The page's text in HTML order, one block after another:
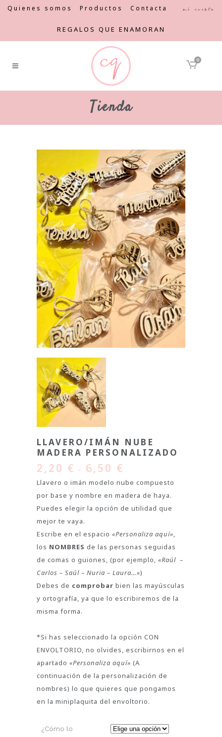
Quienes somos Productos Contacta Mi cuenta
REGALOS QUE ENAMORAN
0
Tienda
LLAVERO/IMÁN NUBE
MADERA PERSONALIZADO
2,20 € – 6,50 €
Llavero o imán modelo nube compuesto
por base y nombre en madera de haya.
Puedes elegir la opción de utilidad que
mejor te vaya.
Escribe en el espacio «Personaliza aquí»,
los NOMBRES de las personas seguidas
de comas o guiones, (por ejemplo, «Raúl –
Carlos – Saúl – Nuria – Laura…»)
Debes de comprobar bien las mayúsculas
y ortografía, ya que lo escribiremos de la
misma forma.
*Si has seleccionado la opción CON
ENVOLTORIO, no olvides, escribirnos en el
apartado «Personaliza aquí» (A
continuación de la personalización de
nombres) lo que quieres que pongamos
en la miniplaquita del envoltorio.
¿Cómo lo